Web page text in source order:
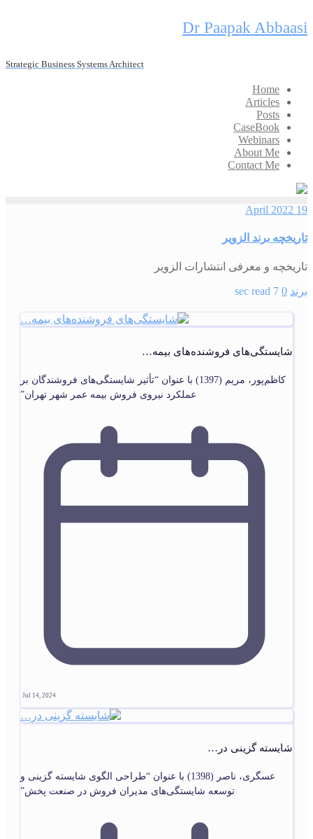
Skip
to
Dr Paapak Abbaasi
Strategic Business Systems Architect
Home
Articles
Posts
CaseBook
Webinars
About Me
Contact Me
19 April 2022
تاریخچه برند الزویر
تاریخچه و معرفی انتشارات الزویر
برند 0
7 sec read
شایستگی‌های فروشنده‌های بیمه…
کاظم‌پور، مریم (1397) با عنوان “تأثیر شایستگی‌های فروشندگان بر
عملکرد نیروی فروش بیمه عمر شهر تهران”
Jul 14, 2024
شایسته گزینی در…
عسگری، ناصر (1398) با عنوان “طراحی الگوی شایسته گزینی و
توسعه شایستگی‌های مدیران فروش در صنعت پخش”